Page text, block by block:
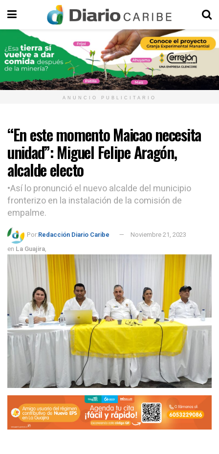
ANUNCIO PUBLICITARIO
“En este momento Maicao necesita
unidad”: Miguel Felipe Aragón,
alcalde electo
•Así lo pronunció el nuevo alcalde del municipio
fronterizo en la instalación de la comisión de
empalme.
Por:Redacción Diario Caribe
Noviembre 21, 2023
en La Guajira,